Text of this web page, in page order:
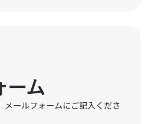
ーム
メールフォームにご記入くださ